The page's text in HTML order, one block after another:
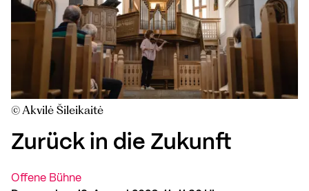
© Akvilė Šileikaitė
Zurück in die Zukunft
Offene Bühne